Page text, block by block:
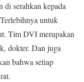
di serahkan kepada
untuk
Tim DVI merupakan
dokter. Dan juga
bahwa setiap